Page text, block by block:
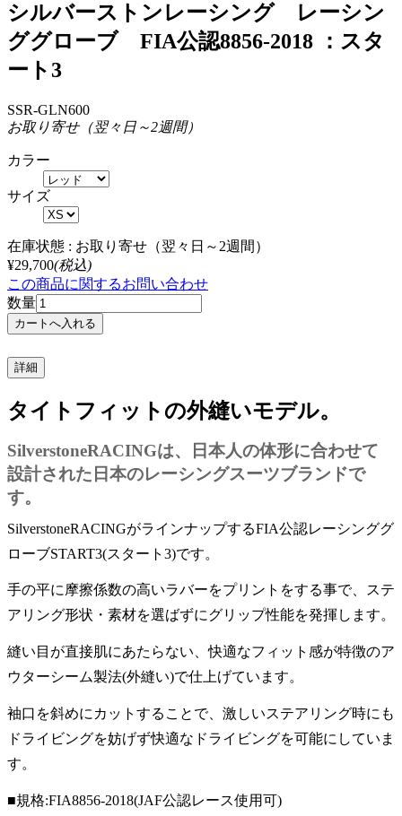
シルバーストンレーシング レーシン
ググローブ FIA公認8856-2018 ：スタ
ート3
SSR-GLN600
お取り寄せ（翌々日～2週間）
カラー
サイズ
在庫状態 : お取り寄せ（翌々日～2週間）
¥29,700(税込)
この商品に関するお問い合わせ
数量
詳細
タイトフィットの外縫いモデル。
SilverstoneRACINGは、日本人の体形に合わせて
設計された日本のレーシングスーツブランドで
す。
SilverstoneRACINGがラインナップするFIA公認レーシンググ
ローブSTART3(スタート3)です。
手の平に摩擦係数の高いラバーをプリントをする事で、ステ
アリング形状・素材を選ばずにグリップ性能を発揮します。
縫い目が直接肌にあたらない、快適なフィット感が特徴のア
ウターシーム製法(外縫い)で仕上げています。
袖口を斜めにカットすることで、激しいステアリング時にも
ドライビングを妨げず快適なドライビングを可能にしていま
す。
■規格:FIA8856-2018(JAF公認レース使用可)